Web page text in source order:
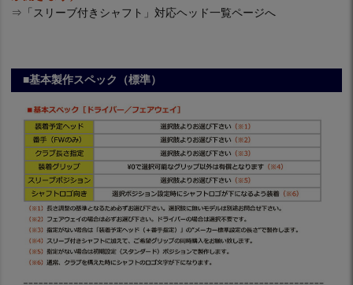
⇒ 「スリーブ付きシャフト」対応ヘッド一覧ページへ
■基本製作スペック（標準）